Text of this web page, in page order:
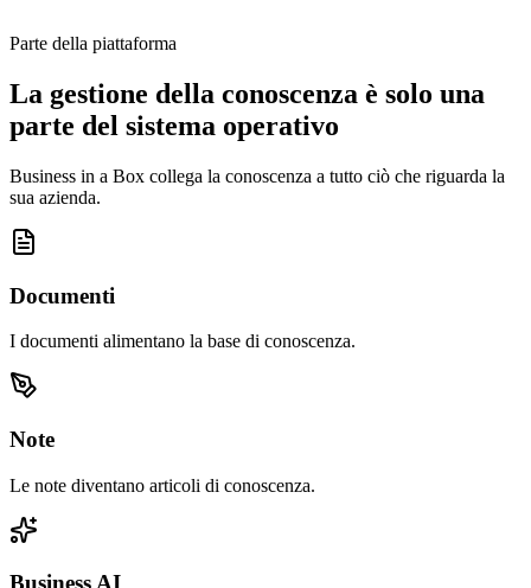
Parte della piattaforma
La gestione della conoscenza è solo una
parte del sistema operativo
Business in a Box collega la conoscenza a tutto ciò che riguarda la
sua azienda.
Documenti
I documenti alimentano la base di conoscenza.
Note
Le note diventano articoli di conoscenza.